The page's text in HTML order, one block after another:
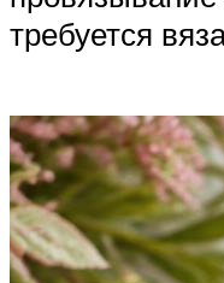
требуется